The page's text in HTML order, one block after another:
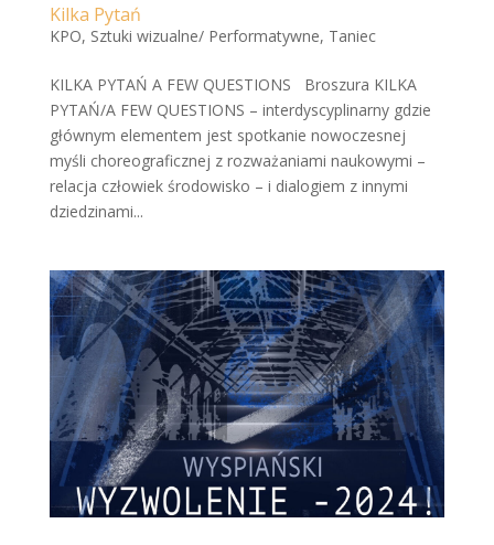
Kilka Pytań
KPO, Sztuki wizualne/ Performatywne, Taniec
KILKA PYTAŃ A FEW QUESTIONS Broszura KILKA
PYTAŃ/A FEW QUESTIONS – interdyscyplinarny gdzie
głównym elementem jest spotkanie nowoczesnej
myśli choreograficznej z rozważaniami naukowymi –
relacja człowiek środowisko – i dialogiem z innymi
dziedzinami...